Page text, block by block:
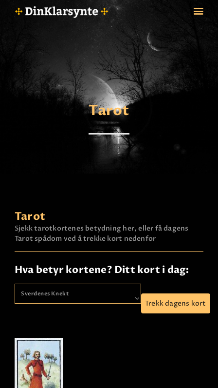
FORSIDE
ASTROLOGI
STJERNETEGN
TAROTKORT
KLARSYNTE
Tarot
Tarot
Sjekk tarotkortenes betydning her, eller få dagens
Tarot spådom ved å trekke kort nedenfor
Hva betyr kortene? Ditt kort i dag:
Trekk dagens kort